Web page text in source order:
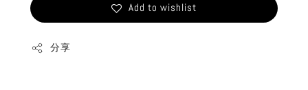
Add to wishlist
分享